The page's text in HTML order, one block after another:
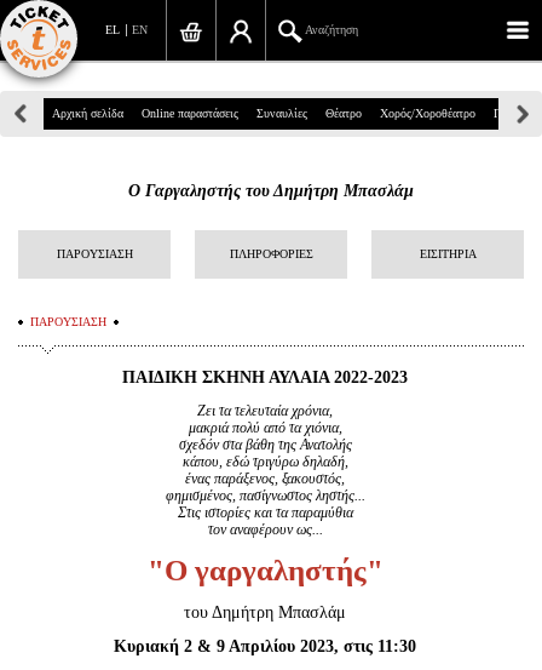
EN
EL Αναζήτηση
Πανεπιστημίου 39, Αθήνα
info@ticketservices.gr
Αναζήτηση
Παραγγελία
Προσωπικά Δεδομένα
Πληροφορίες
Αρχική σελίδα Online παραστάσεις Συναυλίες Θέατρο Χορός/Χοροθέατρο Παιδικά
Ο Γαργαληστής του Δημήτρη Μπασλάμ
ΠΑΡΟΥΣΙΑΣΗ ΠΛΗΡΟΦΟΡΙΕΣ ΕΙΣΙΤΗΡΙΑ
ΠΑΡΟΥΣΙΑΣΗ
ΠΑΙΔΙΚΗ ΣΚΗΝΗ ΑΥΛΑΙΑ 2022-2023
Ζει τα τελευταία χρόνια,
μακριά πολύ από τα χιόνια,
σχεδόν στα βάθη της Ανατολής
κάπου, εδώ τριγύρω δηλαδή,
ένας παράξενος, ξακουστός,
φημισμένος, πασίγνωστος ληστής...
Στις ιστορίες και τα παραμύθια
τον αναφέρουν ως...
"Ο γαργαληστής"
του Δημήτρη Μπασλάμ
Κυριακή 2 & 9 Απριλίου 2023, στις 11:30